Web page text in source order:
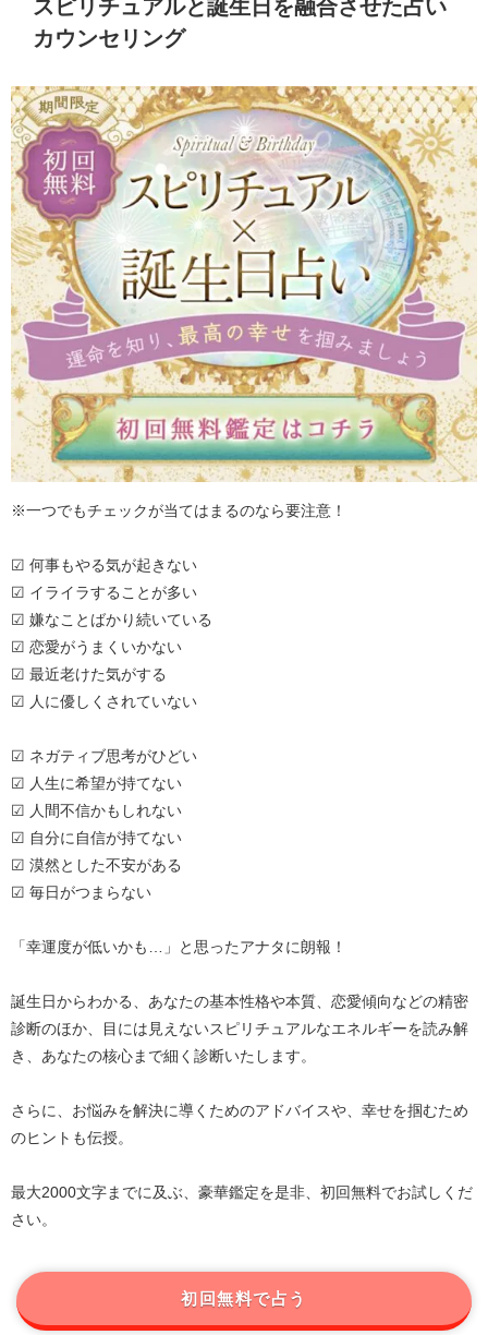
スピリチュアルと誕生日を融合させた占い
カウンセリング
※一つでもチェックが当てはまるのなら要注意！
☑ 何事もやる気が起きない
☑ イライラすることが多い
☑ 嫌なことばかり続いている
☑ 恋愛がうまくいかない
☑ 最近老けた気がする
☑ 人に優しくされていない
☑ ネガティブ思考がひどい
☑ 人生に希望が持てない
☑ 人間不信かもしれない
☑ 自分に自信が持てない
☑ 漠然とした不安がある
☑ 毎日がつまらない
「幸運度が低いかも…」と思ったアナタに朗報！
誕生日からわかる、あなたの基本性格や本質、恋愛傾向などの精密
診断のほか、目には見えないスピリチュアルなエネルギーを読み解
き、あなたの核心まで細く診断いたします。
さらに、お悩みを解決に導くためのアドバイスや、幸せを掴むため
のヒントも伝授。
最大2000文字までに及ぶ、豪華鑑定を是非、初回無料でお試しくだ
さい。
初回無料で占う